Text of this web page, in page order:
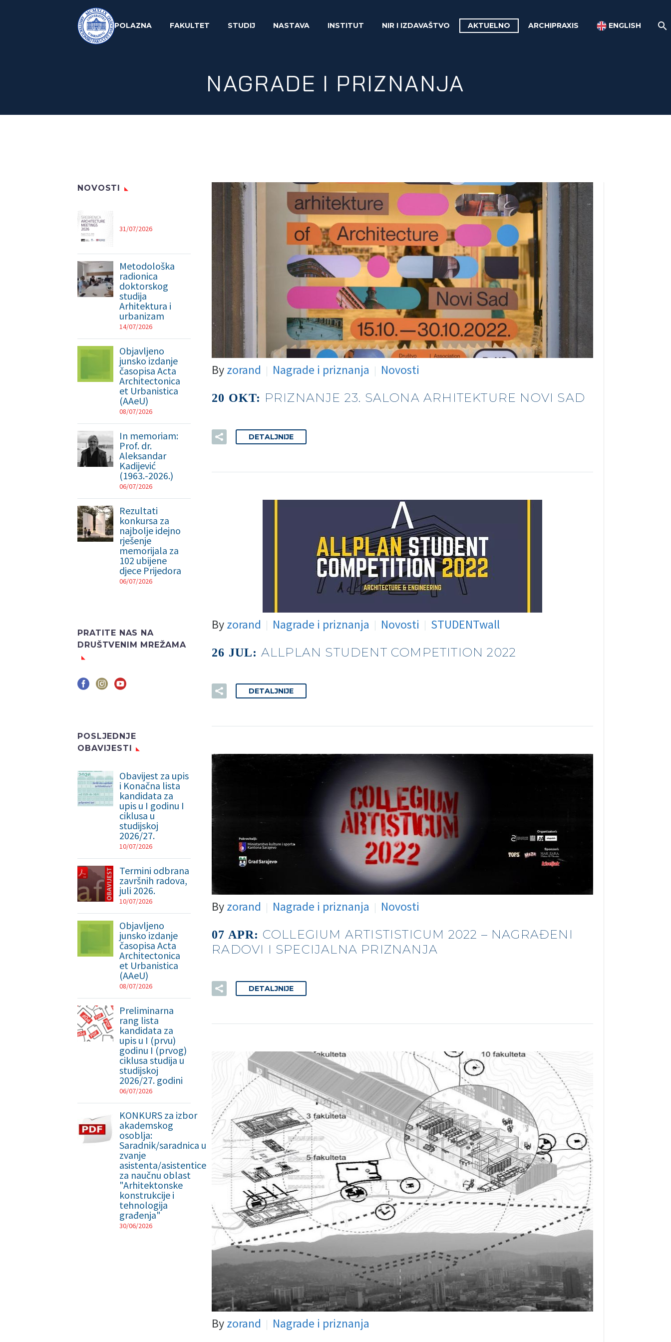
POLAZNA FAKULTET STUDIJ NASTAVA INSTITUT NIR I IZDAVAŠTVO AKTUELNO ARCHIPRAXIS ENGLISH
NAGRADE I PRIZNANJA
Byzorand Nagrade i priznanja Novosti
20 OKT: PRIZNANJE 23. SALONA ARHITEKTURE NOVI SAD
DETALJNIJE
Byzorand Nagrade i priznanja Novosti STUDENTwall
26 JUL: ALLPLAN STUDENT COMPETITION 2022
DETALJNIJE
Byzorand Nagrade i priznanja Novosti
07 APR: COLLEGIUM ARTISTISTICUM 2022 – NAGRAĐENI
RADOVI I SPECIJALNA PRIZNANJA
DETALJNIJE
Byzorand Nagrade i priznanja
NOVOSTI
31/07/2026
Metodološka
radionica
doktorskog
studija
Arhitektura i
urbanizam
14/07/2026
Objavljeno
junsko izdanje
časopisa Acta
Architectonica
et Urbanistica
(AAeU)
08/07/2026
In memoriam:
Prof. dr.
Aleksandar
Kadijević
(1963.-2026.)
06/07/2026
Rezultati
konkursa za
najbolje idejno
rješenje
memorijala za
102 ubijene
djece Prijedora
06/07/2026
PRATITE NAS NA
DRUŠTVENIM MREŽAMA
POSLJEDNJE
OBAVIJESTI
Obavijest za upis
i Konačna lista
kandidata za
upis u I godinu I
ciklusa u
studijskoj
2026/27.
10/07/2026
Termini odbrana
završnih radova,
juli 2026.
10/07/2026
Objavljeno
junsko izdanje
časopisa Acta
Architectonica
et Urbanistica
(AAeU)
08/07/2026
Preliminarna
rang lista
kandidata za
upis u I (prvu)
godinu I (prvog)
ciklusa studija u
studijskoj
2026/27. godini
06/07/2026
KONKURS za izbor
akademskog
osoblja:
Saradnik/saradnica u
zvanje
asistenta/asistentice
za naučnu oblast
"Arhitektonske
konstrukcije i
tehnologija
građenja"
30/06/2026